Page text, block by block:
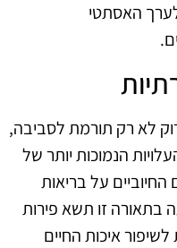
האסתטי
לא רק תורמת לסביבה,
הנמוכות יותר של
על בריאות
זו תשא פירות
איכות החיים